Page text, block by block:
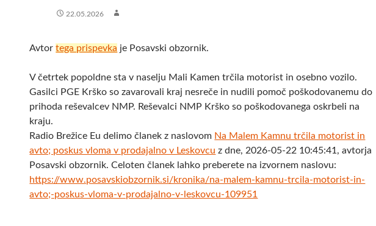
22.05.2026
Avtortega prispevka je Posavski obzornik.
V četrtek popoldne sta v naselju Mali Kamen trčila motorist in osebno vozilo.
Gasilci PGE Krško so zavarovali kraj nesreče in nudili pomoč poškodovanemu do
prihoda reševalcev NMP. Reševalci NMP Krško so poškodovanega oskrbeli na
kraju.
Radio Brežice Eu delimo članek z naslovom Na Malem Kamnu trčila motorist in
avto; poskus vloma v prodajalno v Leskovcu z dne, 2026-05-22 10:45:41, avtorja
Posavski obzornik. Celoten članek lahko preberete na izvornem naslovu:
https://www.posavskiobzornik.si/kronika/na-malem-kamnu-trcila-motorist-in-
avto;-poskus-vloma-v-prodajalno-v-leskovcu-109951